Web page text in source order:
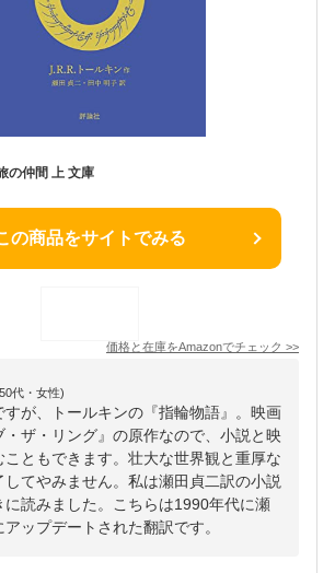
の仲間 上 文庫
の商品をサイトでみる
価格と在庫をAmazonでチェック >>
代・女性)
すが、トールキンの『指輪物語』。映画
・ザ・リング』の原作なので、小説と映
こともできます。壮大な世界観と重厚な
してやみません。私は瀬田貞二訳の小説
に読みました。こちらは1990年代に瀬
ップデートされた翻訳です。